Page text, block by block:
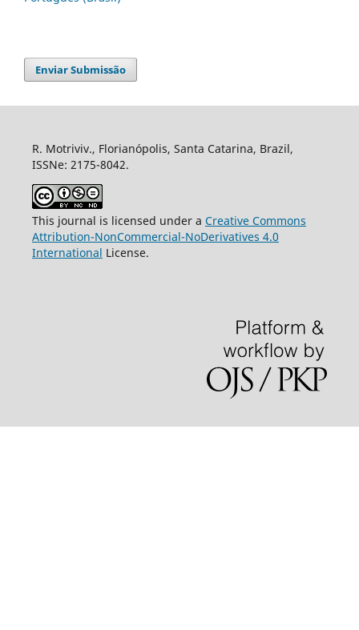
Enviar Submissão
R. Motriviv., Florianópolis, Santa Catarina, Brazil,
ISSNe: 2175-8042.
This journal is licensed under a Creative Commons
Attribution-NonCommercial-NoDerivatives 4.0
International License.